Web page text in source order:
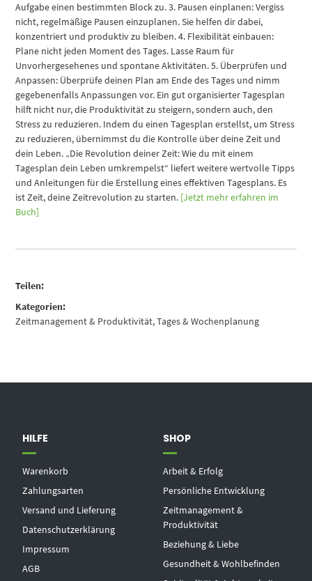
Aufgabe einen bestimmten Block zu. 3. Pausen einplanen: Vergiss
nicht, regelmäßige Pausen einzuplanen. Sie helfen dir dabei,
konzentriert und produktiv zu bleiben. 4. Flexibilität einbauen:
Plane nicht jeden Moment des Tages. Lasse Raum für
Unvorhergesehenes und spontane Aktivitäten. 5. Überprüfen und
Anpassen: Überprüfe deinen Plan am Ende des Tages und nimm
gegebenenfalls Anpassungen vor. Ein gut organisierter Tagesplan
hilft nicht nur, die Produktivität zu steigern, sondern auch, den
Stress zu reduzieren. Indem du einen Tagesplan erstellst, um Stress
zu reduzieren, übernimmst du die Kontrolle über deine Zeit und
dein Leben. „Die Revolution deiner Zeit: Wie du mit einem
Tagesplan dein Leben umkrempelst“ liefert weitere wertvolle Tipps
und Anleitungen für die Erstellung eines effektiven Tagesplans. Es
ist Zeit, deine Zeitrevolution zu starten. [Jetzt mehr erfahren im
Buch]
Teilen:
Kategorien:
Zeitmanagement & Produktivität,Tages & Wochenplanung
HILFE
Warenkorb
Zahlungsarten
Versand und Lieferung
Datenschutzerklärung
Impressum
AGB
SHOP
Arbeit & Erfolg
Persönliche Entwicklung
Zeitmanagement &
Produktivität
Beziehung & Liebe
Gesundheit & Wohlbefinden